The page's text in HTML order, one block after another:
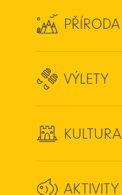
PŘÍRODA
VÝLETY
KULTURA
AKTIVITY